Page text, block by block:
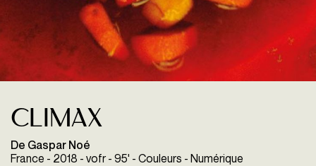
Climax
De Gaspar Noé
France - 2018 - vofr - 95' - Couleurs - Numérique